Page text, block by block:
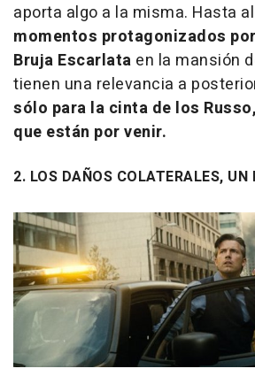
aporta algo a la misma. Hasta
momentos protagonizados
Bruja Escarlata en la mansión
tienen una relevancia a
sólo para la cinta de los
que están por venir.
2. LOS DAÑOS COLATERALES, UN